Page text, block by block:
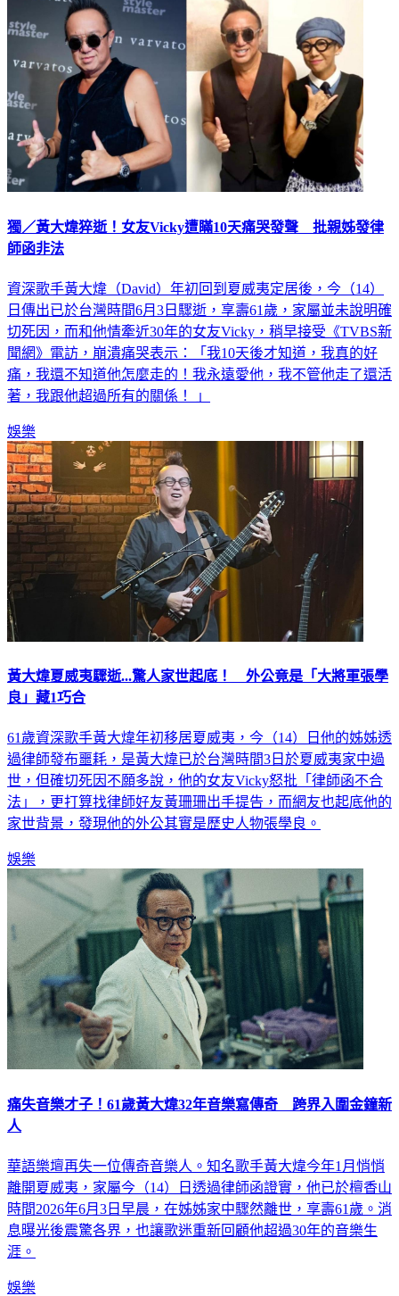
獨／黃大煒猝逝！女友Vicky遭瞞10天痛哭發聲 批親姊發律
師函非法
資深歌手黃大煒（David）年初回到夏威夷定居後，今（14）
日傳出已於台灣時間6月3日驟逝，享壽61歲，家屬並未說明確
切死因，而和他情牽近30年的女友Vicky，稍早接受《TVBS新
聞網》電訪，崩潰痛哭表示：「我10天後才知道，我真的好
痛，我還不知道他怎麼走的！我永遠愛他，我不管他走了還活
著，我跟他超過所有的關係！ 」
娛樂
黃大煒夏威夷驟逝...驚人家世起底！ 外公竟是「大將軍張學
良」藏1巧合
61歲資深歌手黃大煒年初移居夏威夷，今（14）日他的姊姊透
過律師發布噩耗，是黃大煒已於台灣時間3日於夏威夷家中過
世，但確切死因不願多說，他的女友Vicky怒批「律師函不合
法」，更打算找律師好友黃珊珊出手提告，而網友也起底他的
家世背景，發現他的外公其實是歷史人物張學良。
娛樂
痛失音樂才子！61歲黃大煒32年音樂寫傳奇 跨界入圍金鐘新
人
華語樂壇再失一位傳奇音樂人。知名歌手黃大煒今年1月悄悄
離開夏威夷，家屬今（14）日透過律師函證實，他已於檀香山
時間2026年6月3日早晨，在姊姊家中驟然離世，享壽61歲。消
息曝光後震驚各界，也讓歌迷重新回顧他超過30年的音樂生
涯。
娛樂